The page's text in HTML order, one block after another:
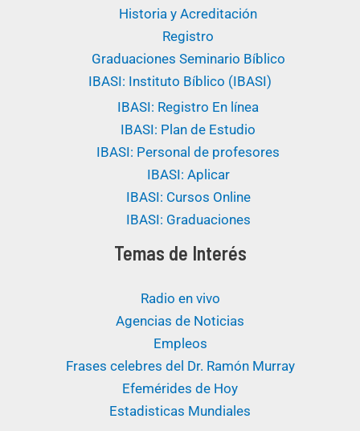
Historia y Acreditación
Registro
Graduaciones Seminario Bíblico
IBASI: Instituto Bíblico (IBASI)
IBASI: Registro En línea
IBASI: Plan de Estudio
IBASI: Personal de profesores
IBASI: Aplicar
IBASI: Cursos Online
IBASI: Graduaciones
Temas de Interés
Radio en vivo
Agencias de Noticias
Empleos
Frases celebres del Dr. Ramón Murray
Efemérides de Hoy
Estadisticas Mundiales